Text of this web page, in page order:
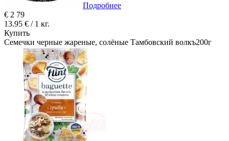
Подробнее
€ 2 79
13.95 € / 1 кг.
Купить
Семечки черные жареные, солёные Тамбовский волкъ200г